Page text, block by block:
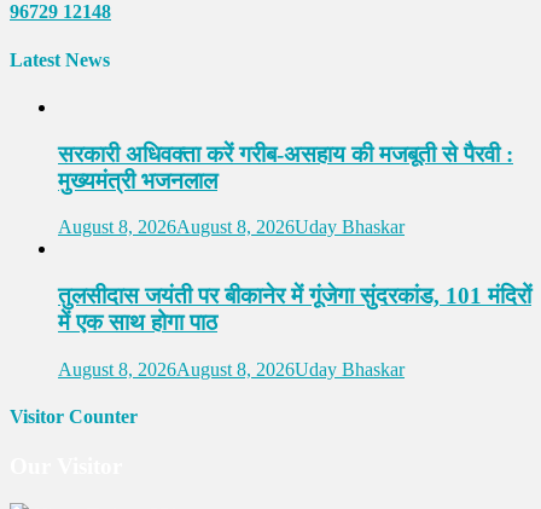
96729 12148
Latest News
सरकारी अधिवक्ता करें गरीब-असहाय की मजबूती से पैरवी :
मुख्यमंत्री भजनलाल
August 8, 2026August 8, 2026Uday Bhaskar
तुलसीदास जयंती पर बीकानेर में गूंजेगा सुंदरकांड, 101 मंदिरों
में एक साथ होगा पाठ
August 8, 2026August 8, 2026Uday Bhaskar
Visitor Counter